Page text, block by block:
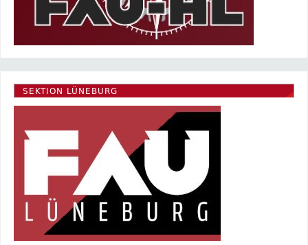
SEKTION LÜNEBURG